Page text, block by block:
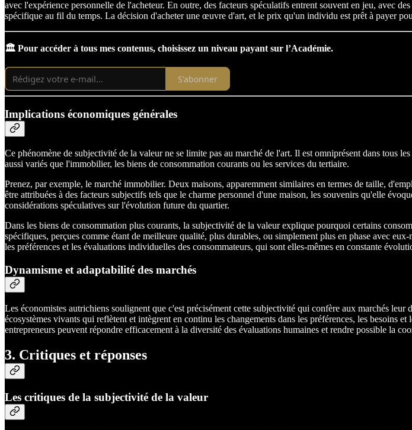
avec l'expérience personnelle de l'acheteur. En outre, des facteurs spéculatifs entrent souvent en jeu, avec
spécifique au fil du temps. La décision d'acheter une œuvre d'art, et le prix qu'un individu est prêt à payer
🏛️ Pour accéder à tous mes contenus, choisissez un niveau payant sur l’Académie.
S'abonner
Implications économiques générales
Ce phénomène de subjectivité de la valeur ne se limite pas au marché de l'art. Il est omniprésent dans tous
aussi variés que l'immobilier, les biens de consommation courants ou les services du tertiaire.
Prenez, par exemple, le marché immobilier. Deux maisons, apparemment similaires en termes de taille,
être attribuées à des facteurs subjectifs tels que le charme personnel d'une maison, les souvenirs qu'elle
considérations spéculatives sur l'évolution future du quartier.
Dans les biens de consommation plus courants, la subjectivité de la valeur explique pourquoi certains
spécifiques, perçues comme étant de meilleure qualité, plus durables, ou simplement plus en phase avec
les préférences et les évaluations individuelles des consommateurs, qui sont elles-mêmes en constante
Dynamisme et adaptabilité des marchés
Les économistes autrichiens soulignent que c'est précisément cette subjectivité qui confère aux marchés
écosystèmes vivants qui reflètent et intègrent en continu les changements dans les préférences, les
entrepreneurs peuvent répondre efficacement à la diversité des évaluations humaines et rendre possible la
3. Critiques et réponses
Les critiques de la subjectivité de la valeur